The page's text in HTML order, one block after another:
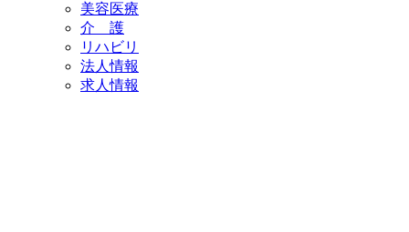
美容医療
介 護
リハビリ
法人情報
求人情報